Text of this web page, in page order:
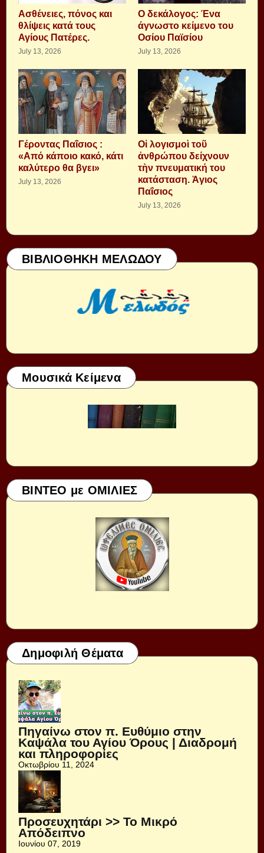
Aσθένειες, πόνος και
θλίψεις κατά τους
Αγίους Πατέρες.
July 13, 2026
Ο δεκάλογος: Ένα
άγνωστο κείμενο του
Οσίου Παϊσίου
July 13, 2026
Γέροντας Παΐσιος :
«Από κάποιο κακό, κάτι
καλύτερο θα βγει»
July 13, 2026
Οἱ λογισμοὶ τοῦ
ἀνθρώπου δείχνουν
τὴν πνευματική του
κατάσταση. Ἁγιος
Παΐσιος
July 13, 2026
ΒΙΒΛΙΟΘΗΚΗ ΜΕΛΩΔΟΥ
Μουσικά Κείμενα
ΒΙΝΤΕΟ με ΟΜΙΛΙΕΣ
Δημοφιλή Θέματα
Πηγαίνω στον π. Ευθύμιο στην
Καψάλα του Αγίου Όρους | Διαδρομή
και πληροφορίες
Οκτωβρίου 11, 2024
Προσευχητάρι >> Το Μικρό
Απόδειπνο
Ιουνίου 07, 2019